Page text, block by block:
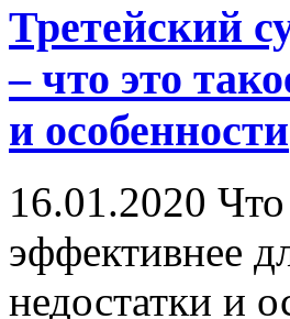
Третейский
– что это
и особенности
16.01.2020 Что
эффективнее
недостатки и